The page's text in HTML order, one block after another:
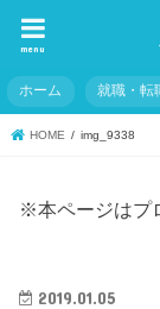
menu
ホーム 就職・転
HOME img_9338
※本ページはプ
2019.01.05